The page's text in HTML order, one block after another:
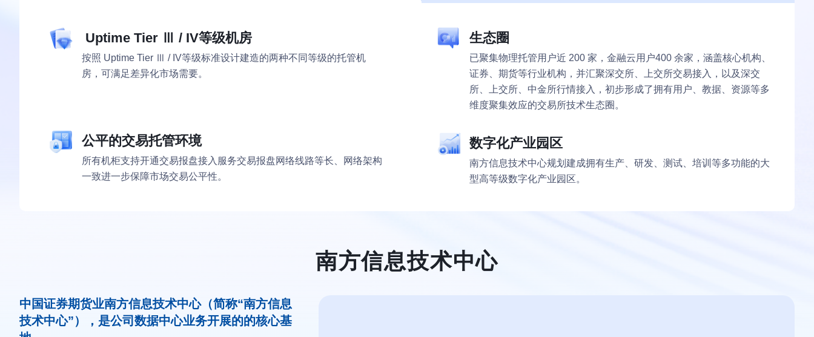
Uptime Tier Ⅲ / IV等级机房
按照 Uptime Tier Ⅲ / IV等级标准设计建造的两种不同等级的托管机
房，可满足差异化市场需要。
公平的交易托管环境
所有机柜支持开通交易报盘接入服务交易报盘网络线路等长、网络架构
一致进一步保障市场交易公平性。
生态圈
已聚集物理托管用户近 200 家，金融云用户400 余家，涵盖核心机构、
证券、期货等行业机构，并汇聚深交所、上交所交易接入，以及深交
所、上交所、中金所行情接入，初步形成了拥有用户、教据、资源等多
维度聚集效应的交易所技术生态圈。
数字化产业园区
南方信息技术中心规划建成拥有生产、研发、测试、培训等多功能的大
型高等级数字化产业园区。
南方信息技术中心
中国证券期货业南方信息技术中心（简称“南方信息
技术中心”），是公司数据中心业务开展的的核心基